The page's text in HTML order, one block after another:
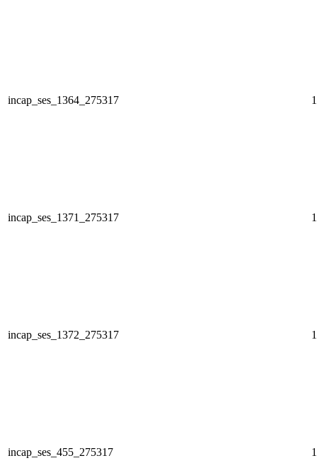
incap_ses_1364_275317
incap_ses_1371_275317
incap_ses_1372_275317
incap_ses_455_275317